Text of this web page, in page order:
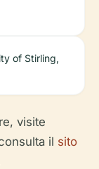
of Stirling,
visite
il sito